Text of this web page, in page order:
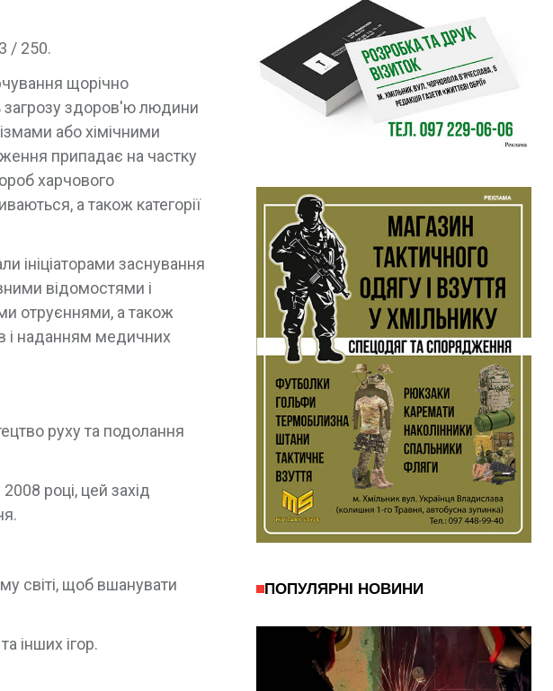
/ 250.
щорічно
загрозу здоров'ю людини
або хімічними
припадає на частку
харчового
а також категорії
ініціаторами заснування
відомостями і
отруєннями, а також
і наданням медичних
руху та подолання
році, цей захід
світі, щоб вшанувати
інших ігор.
ПОПУЛЯРНІ НОВИНИ